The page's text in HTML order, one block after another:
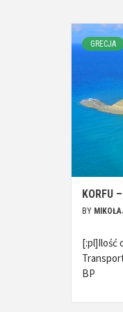
GRECJA
KORFU
BY
[:pl]Ilość
BP